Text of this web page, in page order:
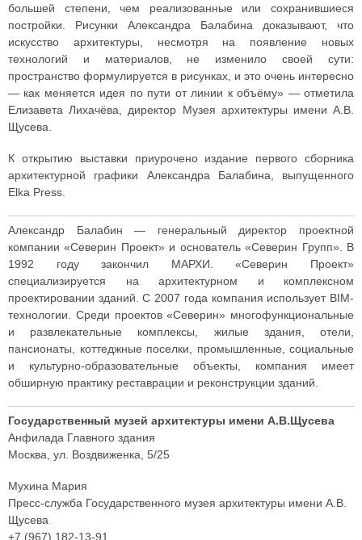
большей степени, чем реализованные или сохранившиеся
постройки. Рисунки Александра Балабина доказывают, что
искусство архитектуры, несмотря на появление новых
технологий и материалов, не изменило своей сути:
пространство формулируется в рисунках, и это очень интересно
— как меняется идея по пути от линии к объёму» — отметила
Елизавета Лихачёва, директор Музея архитектуры имени А.В.
Щусева.
К открытию выставки приурочено издание первого сборника
архитектурной графики Александра Балабина, выпущенного
Elka Press.
Александр Балабин — генеральный директор проектной
компании «Северин Проект» и основатель «Северин Групп». В
1992 году закончил МАРХИ. «Северин Проект»
специализируется на архитектурном и комплексном
проектировании зданий. С 2007 года компания использует BIM-
технологии. Среди проектов «Северин» многофункциональные
и развлекательные комплексы, жилые здания, отели,
пансионаты, коттеджные поселки, промышленные, социальные
и культурно-образовательные объекты, компания имеет
обширную практику реставрации и реконструкции зданий.
Государственный музей архитектуры имени А.В.Щусева
Анфилада Главного здания
Москва, ул. Воздвиженка, 5/25
Мухина Мария
Пресс-служба Государственного музея архитектуры имени А.В.
Щусева
+7 (967) 182-13-91